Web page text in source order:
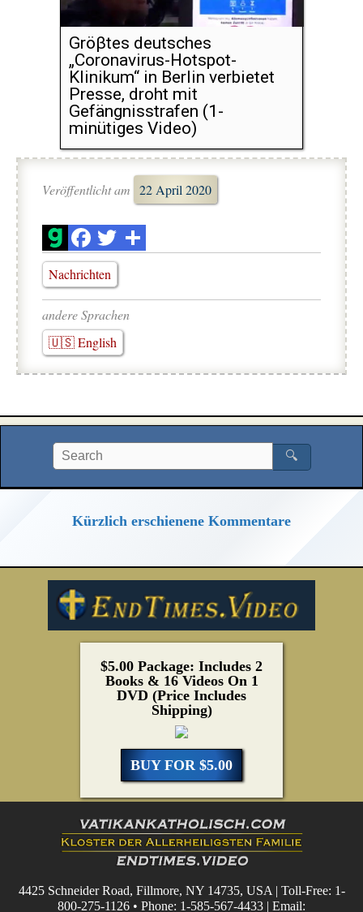
Gröβtes deutsches
„Coronavirus-Hotspot-
Klinikum“ in Berlin verbietet
Presse, droht mit
Gefängnisstrafen (1-
minütiges Video)
Veröffentlicht am 22 April 2020
Nachrichten
andere Sprachen
🇺🇸 English
🔍
Kürzlich erschienene Kommentare
$5.00 Package: Includes 2
Books & 16 Videos On 1
DVD (Price Includes
Shipping)
BUY FOR $5.00
4425 Schneider Road, Fillmore, NY 14735, USA | Toll-Free: 1-
800-275-1126 • Phone: 1-585-567-4433 | Email: